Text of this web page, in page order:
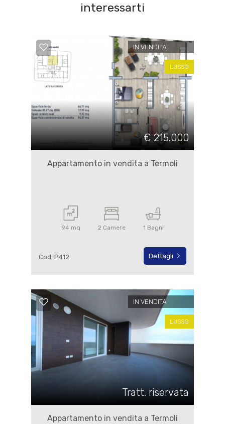
interessarti
IN VENDITA
LUSSO
€ 215.000
Appartamento in vendita a Termoli
94 mq 2 Camere 1 Bagni
Cod. P412 Dettagli
IN VENDITA
LUSSO
Tratt. riservata
Appartamento in vendita a Termoli